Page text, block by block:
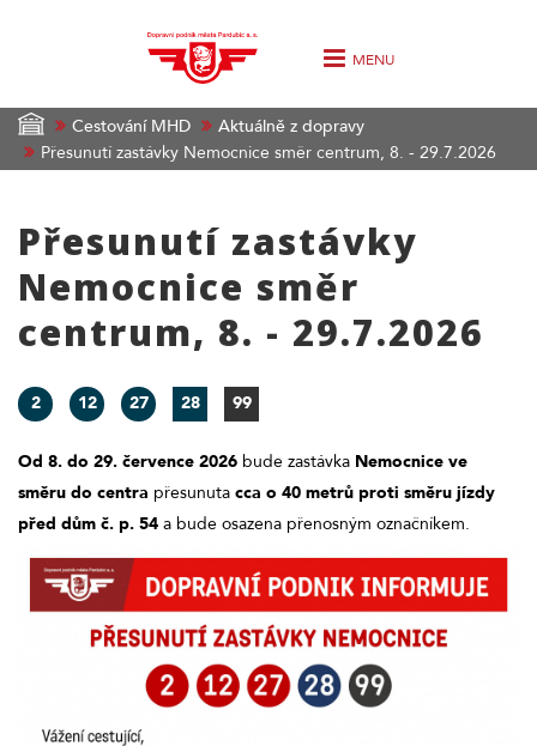
MENU
Cestování MHD
Aktuálně z dopravy
Přesunutí zastávky Nemocnice směr centrum, 8. - 29.7.2026
Přesunutí zastávky
Nemocnice směr
centrum, 8. - 29.7.2026
2 12 27 28 99
Od 8. do 29. července 2026 bude zastávka Nemocnice ve
směru do centra přesunuta cca o 40 metrů proti směru jízdy
před dům č. p. 54 a bude osazena přenosným označníkem.